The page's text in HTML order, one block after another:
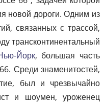
новой дороги. Одним из
связанных с трассой,
трансконтинентальный
Йорк, большая часть
Среди знаменитостей,
был и чрезвычайно
и шоумен, уроженец